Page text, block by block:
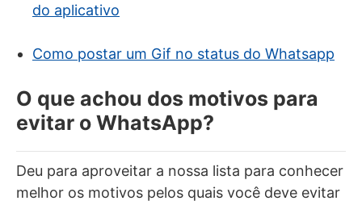
do aplicativo
Como postar um Gif no status do Whatsapp
O que achou dos motivos para
evitar o WhatsApp?
Deu para aproveitar a nossa lista para conhecer
melhor os motivos pelos quais você deve evitar